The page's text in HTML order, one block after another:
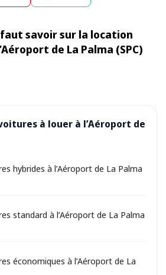
de la réservation.
location. Choisissez simplement
réservation ; selon l’emplacement,
peuvent s’appliquer,
savoir sur la location
de La Palma (SPC)
à louer à l’Aéroport de
hybrides à l’Aéroport de La Palma
standard à l’Aéroport de La Palma
économiques à l’Aéroport de La